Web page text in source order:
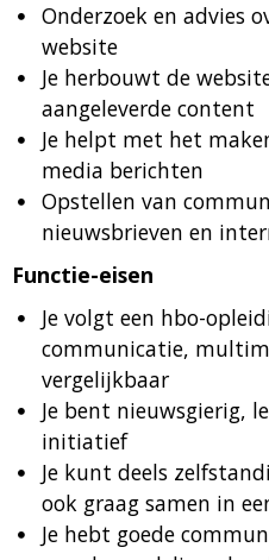
Onderzoek en advies
website
Je herbouwt de
aangeleverde content
Je helpt met het
media berichten
Opstellen van
nieuwsbrieven en
Functie-eisen
Je volgt een hbo-
communicatie,
vergelijkbaar
Je bent nieuwsgierig,
initiatief
Je kunt deels
ook graag samen in
Je hebt goede